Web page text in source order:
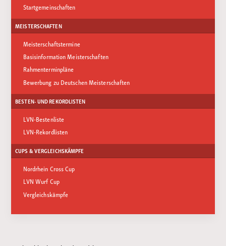
Startgemeinschaften
MEISTERSCHAFTEN
Meisterschaftstermine
Basisinformation Meisterschaften
Rahmenterminpläne
Bewerbung zu Deutschen Meisterschaften
BESTEN- UND REKORDLISTEN
LVN-Bestenliste
LVN-Rekordlisten
CUPS & VERGLEICHSKÄMPFE
Nordrhein Cross Cup
LVN Wurf Cup
Vergleichskämpfe